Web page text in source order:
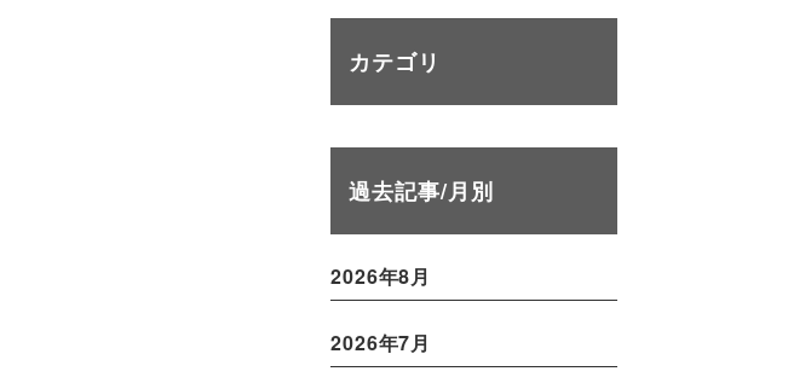
カテゴリ
過去記事/月別
2026年8月
2026年7月